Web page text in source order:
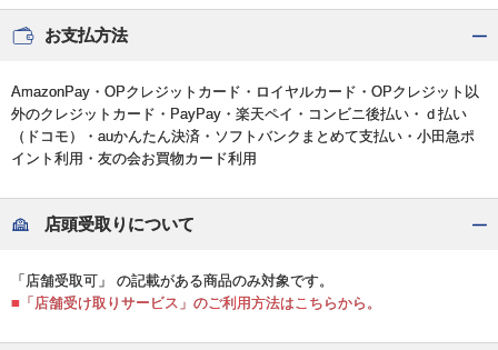
お支払方法
AmazonPay・OPクレジットカード・ロイヤルカード・OPクレジット以
外のクレジットカード・PayPay・楽天ペイ・コンビニ後払い・ｄ払い
（ドコモ）・auかんたん決済・ソフトバンクまとめて支払い・小田急ポ
イント利用・友の会お買物カード利用
店頭受取りについて
「店舗受取可」 の記載がある商品のみ対象です。
■「店舗受け取りサービス」のご利用方法はこちらから。